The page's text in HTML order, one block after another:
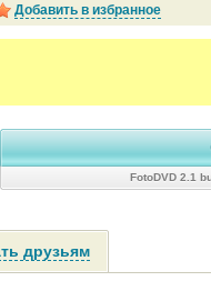
Добавить в избранное
FotoDVD 2.1
друзьям